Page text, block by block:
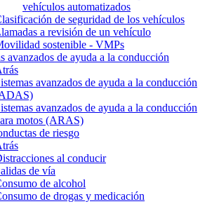
vehículos automatizados
de seguridad de los vehículos
a revisión de un vehículo
sostenible - VMPs
avanzados de ayuda a la conducción
avanzados de ayuda a la conducción
avanzados de ayuda a la conducción
motos (ARAS)
de riesgo
al conducir
de vía
de alcohol
de drogas y medicación